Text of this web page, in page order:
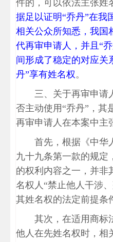
件的，可以依法主张姓
据足以证明“乔丹”在我
相关公众所知悉，我国
代再审申请人，并且“
间形成了稳定的对应关
丹”享有姓名权 。
三、关于再审申请
否主动使用“乔丹”，其
再审申请人在本案中主
首先，根据《中华
九十九条第一款的规定
的权利内容之一，并非
名权人“禁止他人干涉
其姓名权的法定前提条
其次，在适用商标
他人在先姓名权时，相